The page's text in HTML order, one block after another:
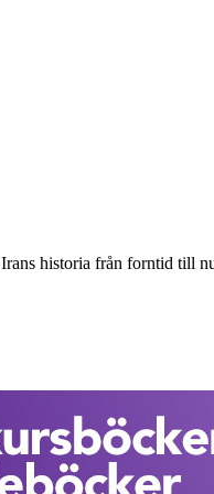
historia från forntid till